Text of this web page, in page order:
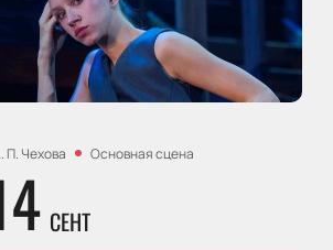
П. Чехова Основная сцена
СЕНТ